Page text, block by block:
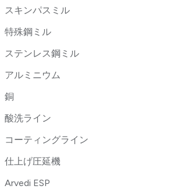
スキンパスミル
特殊鋼ミル
ステンレス鋼ミル
アルミニウム
銅
酸洗ライン
コーティングライン
仕上げ圧延機
Arvedi ESP